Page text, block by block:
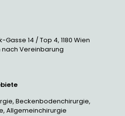
Gasse 14 / Top 4, 1180 Wien
nach Vereinbarung
Beckenbodenchirurgie,
Allgemeinchirurgie